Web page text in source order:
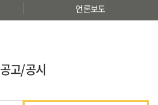
언론보도
공고/공시